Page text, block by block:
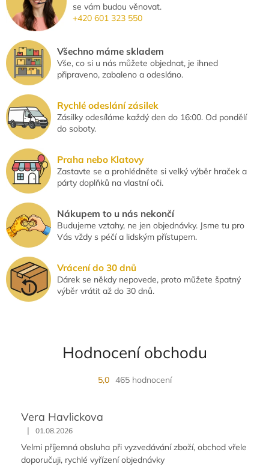
a
c
r
v
k
v
ý
p
u
se vám budou věnovat.
+420 601 323 550
Všechno máme skladem
Vše, co si u nás můžete objednat, je ihned
připraveno, zabaleno a odesláno.
Rychlé odeslání zásilek
Zásilky odesíláme každý den do 16:00. Od pondělí
do soboty.
Praha nebo Klatovy
Zastavte se a prohlédněte si velký výběr hraček a
párty doplňků na vlastní oči.
Nákupem to u nás nekončí
Budujeme vztahy, ne jen objednávky. Jsme tu pro
Vás vždy s péčí a lidským přístupem.
Vrácení do 30 dnů
Dárek se někdy nepovede, proto můžete špatný
výběr vrátit až do 30 dnů.
Hodnocení obchodu
5,0 465 hodnocení
Vera Havlickova
| 01.08.2026
Velmi příjemná obsluha při vyzvedávání zboží, obchod vřele
doporučuji, rychlé vyřízení objednávky